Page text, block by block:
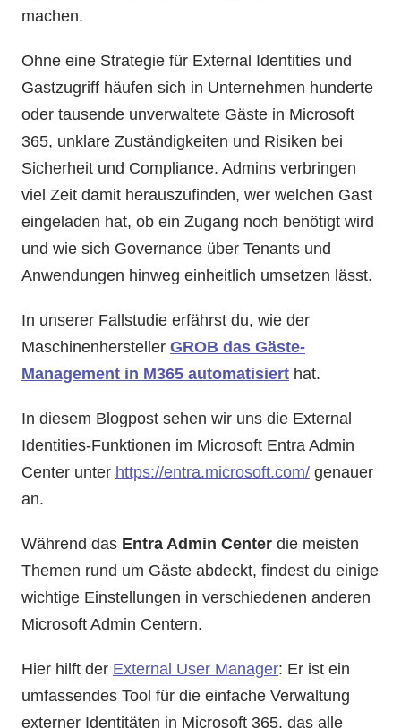
machen.
Ohne eine Strategie für External Identities und
Gastzugriff häufen sich in Unternehmen hunderte
oder tausende unverwaltete Gäste in Microsoft
365, unklare Zuständigkeiten und Risiken bei
Sicherheit und Compliance. Admins verbringen
viel Zeit damit herauszufinden, wer welchen Gast
eingeladen hat, ob ein Zugang noch benötigt wird
und wie sich Governance über Tenants und
Anwendungen hinweg einheitlich umsetzen lässt.
In unserer Fallstudie erfährst du, wie der
Maschinenhersteller GROB das Gäste-
Management in M365 automatisiert hat.
In diesem Blogpost sehen wir uns die External
Identities-Funktionen im Microsoft Entra Admin
Center unter https://entra.microsoft.com/ genauer
an.
Während das Entra Admin Center die meisten
Themen rund um Gäste abdeckt, findest du einige
wichtige Einstellungen in verschiedenen anderen
Microsoft Admin Centern.
Hier hilft der External User Manager: Er ist ein
umfassendes Tool für die einfache Verwaltung
externer Identitäten in Microsoft 365, das alle